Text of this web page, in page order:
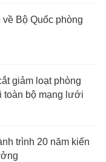
Bộ Quốc phòng
giảm loạt phòng
toàn bộ mạng lưới
trình 20 năm kiến